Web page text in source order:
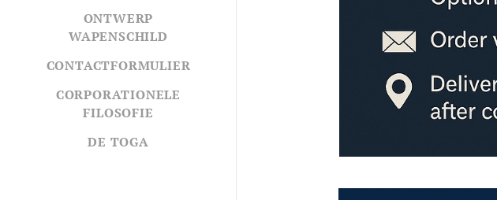
ONTWERP
WAPENSCHILD
CONTACTFORMULIER
CORPORATIONELE
FILOSOFIE
DE TOGA